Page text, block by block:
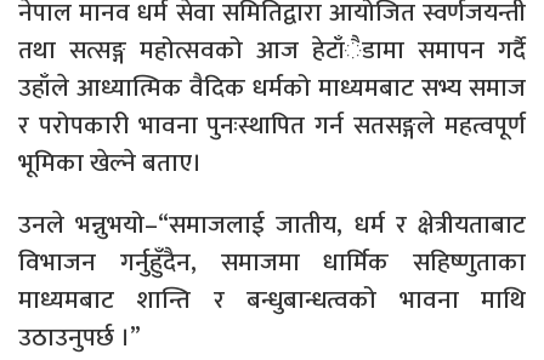
नेपाल मानव धर्म सेवा समितिद्वारा आयोजित स्वर्णजयन्ती
तथा सत्सङ्ग महोत्सवको आज हेटाँैडामा समापन गर्दै
उहाँले आध्यात्मिक वैदिक धर्मको माध्यमबाट सभ्य समाज
र परोपकारी भावना पुनःस्थापित गर्न सतसङ्गले महत्वपूर्ण
भूमिका खेल्ने बताए।
उनले भन्नुभयो–“समाजलाई जातीय, धर्म र क्षेत्रीयताबाट
विभाजन गर्नुहुँदैन, समाजमा धार्मिक सहिष्णुताका
माध्यमबाट शान्ति र बन्धुबान्धत्वको भावना माथि
उठाउनुपर्छ ।”